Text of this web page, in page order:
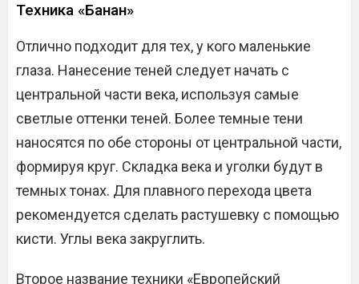
Техника «Банан»
Отлично подходит для тех, у кого маленькие
глаза. Нанесение теней следует начать с
центральной части века, используя самые
светлые оттенки теней. Более темные тени
наносятся по обе стороны от центральной части,
формируя круг. Складка века и уголки будут в
темных тонах. Для плавного перехода цвета
рекомендуется сделать растушевку с помощью
кисти. Углы века закруглить.
Второе название техники «Европейский